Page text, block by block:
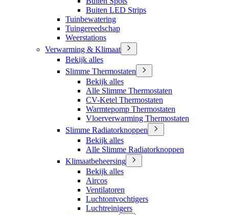
Buiten LED Strips
Tuinbewatering
Tuingereedschap
Weerstations
Verwarming & Klimaat
Bekijk alles
Slimme Thermostaten
Bekijk alles
Alle Slimme Thermostaten
CV-Ketel Thermostaten
Warmtepomp Thermostaten
Vloerverwarming Thermostaten
Slimme Radiatorknoppen
Bekijk alles
Alle Slimme Radiatorknoppen
Klimaatbeheersing
Bekijk alles
Aircos
Ventilatoren
Luchtontvochtigers
Luchtreinigers